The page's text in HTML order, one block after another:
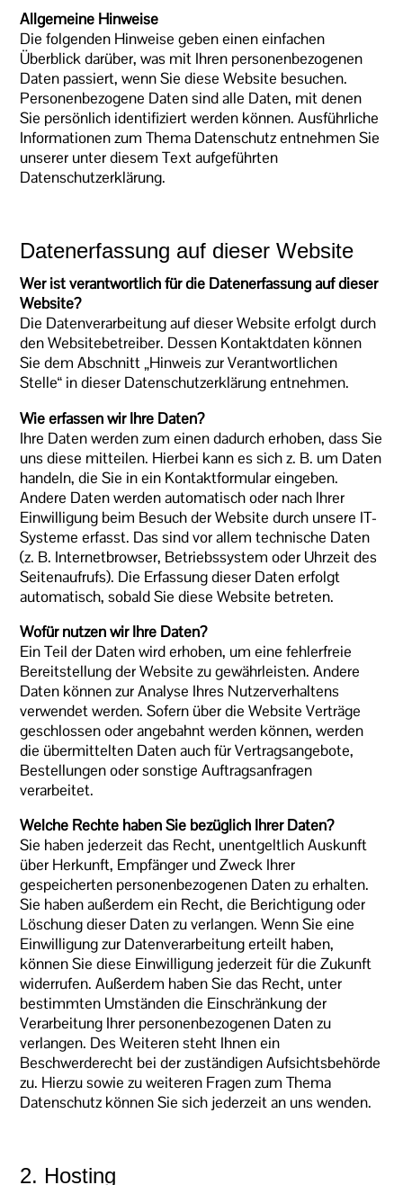
Allgemeine Hinweise
Die folgenden Hinweise geben einen einfachen
Überblick darüber, was mit Ihren personenbezogenen
Daten passiert, wenn Sie diese Website besuchen.
Personenbezogene Daten sind alle Daten, mit denen
Sie persönlich identifiziert werden können. Ausführliche
Informationen zum Thema Datenschutz entnehmen Sie
unserer unter diesem Text aufgeführten
Datenschutzerklärung.
Datenerfassung auf dieser Website
Wer ist verantwortlich für die Datenerfassung auf dieser
Website?
Die Datenverarbeitung auf dieser Website erfolgt durch
den Websitebetreiber. Dessen Kontaktdaten können
Sie dem Abschnitt „Hinweis zur Verantwortlichen
Stelle“ in dieser Datenschutzerklärung entnehmen.
Wie erfassen wir Ihre Daten?
Ihre Daten werden zum einen dadurch erhoben, dass Sie
uns diese mitteilen. Hierbei kann es sich z. B. um Daten
handeln, die Sie in ein Kontaktformular eingeben.
Andere Daten werden automatisch oder nach Ihrer
Einwilligung beim Besuch der Website durch unsere IT-
Systeme erfasst. Das sind vor allem technische Daten
(z. B. Internetbrowser, Betriebssystem oder Uhrzeit des
Seitenaufrufs). Die Erfassung dieser Daten erfolgt
automatisch, sobald Sie diese Website betreten.
Wofür nutzen wir Ihre Daten?
Ein Teil der Daten wird erhoben, um eine fehlerfreie
Bereitstellung der Website zu gewährleisten. Andere
Daten können zur Analyse Ihres Nutzerverhaltens
verwendet werden. Sofern über die Website Verträge
geschlossen oder angebahnt werden können, werden
die übermittelten Daten auch für Vertragsangebote,
Bestellungen oder sonstige Auftragsanfragen
verarbeitet.
Welche Rechte haben Sie bezüglich Ihrer Daten?
Sie haben jederzeit das Recht, unentgeltlich Auskunft
über Herkunft, Empfänger und Zweck Ihrer
gespeicherten personenbezogenen Daten zu erhalten.
Sie haben außerdem ein Recht, die Berichtigung oder
Löschung dieser Daten zu verlangen. Wenn Sie eine
Einwilligung zur Datenverarbeitung erteilt haben,
können Sie diese Einwilligung jederzeit für die Zukunft
widerrufen. Außerdem haben Sie das Recht, unter
bestimmten Umständen die Einschränkung der
Verarbeitung Ihrer personenbezogenen Daten zu
verlangen. Des Weiteren steht Ihnen ein
Beschwerderecht bei der zuständigen Aufsichtsbehörde
zu. Hierzu sowie zu weiteren Fragen zum Thema
Datenschutz können Sie sich jederzeit an uns wenden.
2. Hosting